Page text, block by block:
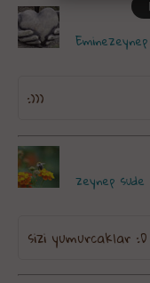
:)))
zeynep sude
sizi yumurcaklar :D